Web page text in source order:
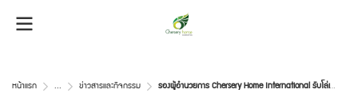
หน้าแรก ... ข่าวสารและกิจกรรม รองผู้อำนวยการ Chersery Home International รับโล่เกียรติคุณจากกระทรวงสาธารณสุข